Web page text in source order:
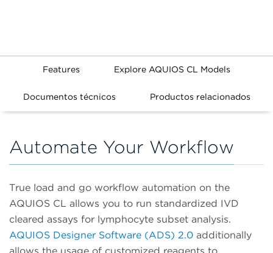
Features Explore AQUIOS CL Models
Documentos técnicos Productos relacionados
Automate Your Workflow
True load and go workflow automation on the
AQUIOS CL allows you to run standardized IVD
cleared assays for lymphocyte subset analysis.
AQUIOS Designer Software (ADS) 2.0 additionally